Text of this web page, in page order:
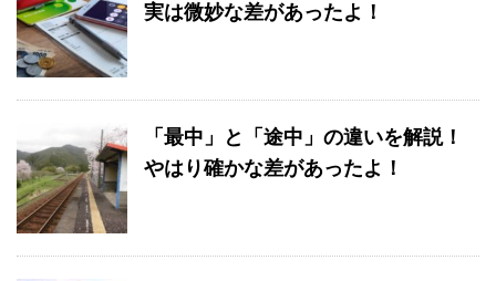
実は微妙な差があったよ！
「最中」と「途中」の違いを解説！
やはり確かな差があったよ！